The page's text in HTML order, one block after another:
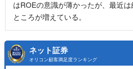
はROEの意識が薄かったが、最近
ところが増えている。
ネット証券
オリコン顧客満足度ランキング